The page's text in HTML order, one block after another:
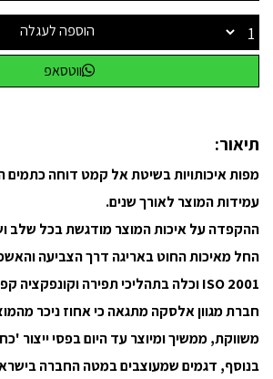
הוספה לעגלה
ווטסאפ
תיאור:
מפות איכותויות בשיטת אל קמט דוחה
עמידות המוצר לאורך שנים.
ההקפדה על איכות המוצר מודגשת בכל שלב
החל מאיכות החוט באריגה דרך הצביעה
2001 ISO וכלה בתהליכי תפירה וקונפקציה קפדניים ביותר.
חברת מגוון אלסקה מתגאה כי אחוז ניכר
משווקת, ממשיך ומיוצר עד היום בפסי ייצור
בנוסף, דגמים שמעוצבים במטה החברה